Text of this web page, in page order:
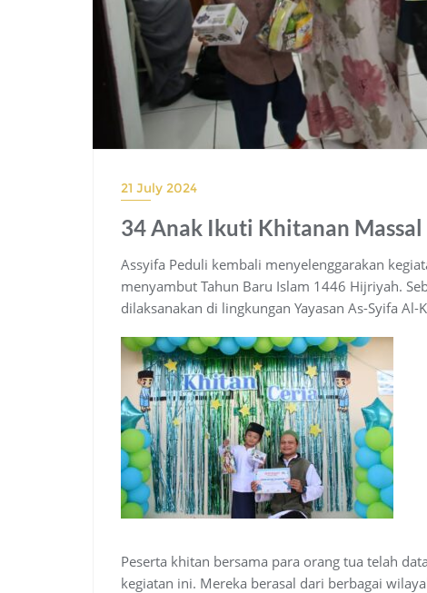
21 July 2024
34 Anak Ikuti Khitanan
Assyifa Peduli kembali menyelenggarakan
menyambut Tahun Baru Islam 1446 Hijriyah.
dilaksanakan di lingkungan Yayasan As-Syifa
Peserta khitan bersama para orang tua telah
kegiatan ini. Mereka berasal dari berbagai